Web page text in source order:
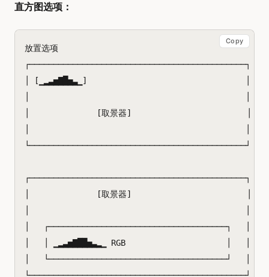
直方图选项：
放置选项
┌─────────────────────────────────────────────┐
│ [▁▂▃▅▇█▅▃▁]                                 │  ← 顶部
│              [取景器]                        │
└─────────────────────────────────────────────┘
┌─────────────────────────────────────────────┐
│              [取景器]                        │
│   ┌─────────────────────────────────────┐   │
│   │ ▁▂▃▅▇██▅▃▂▁ RGB                     │   │  ← 底
│   └─────────────────────────────────────┘   │
Copy